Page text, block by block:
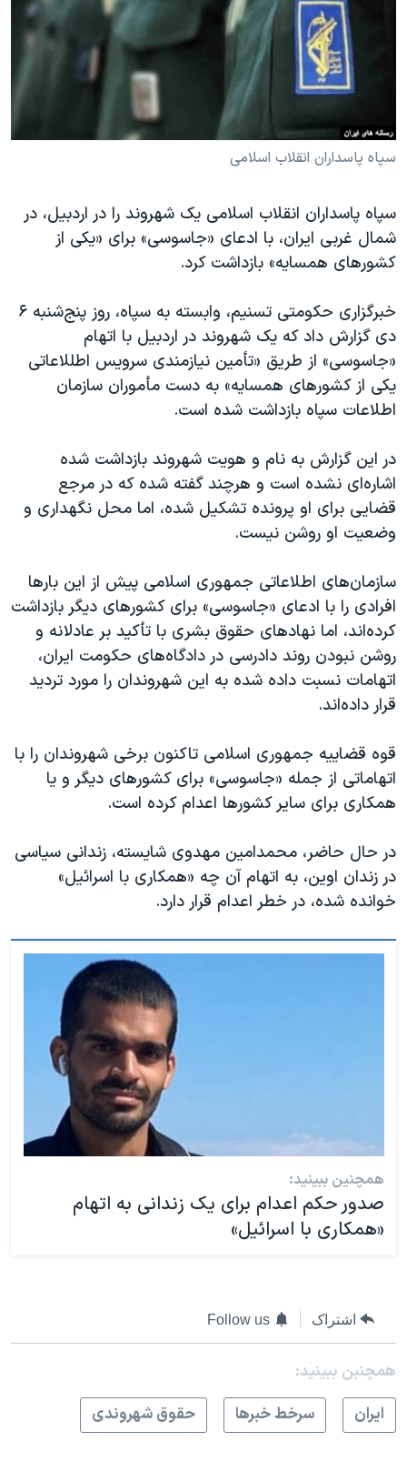
فرهنگ و زندگی
حقوق شهروندی
اقتصادی
اسرائیل در جنگ
آرشیو پخش زنده
مستندها
انتخابات ریاست جمهوری آمریکا ۲۰۲۴
حمله جمهوری اسلامی به اسرائیل
ورزش زنان در ایران
مجموعه مستندهای دادخواهی
تریبونال مردمی آبان ۹۸
چهل سال گروگان‌گیری
قانون شفافیت دارائی کادر رهبری ایران
اعتراضات مردمی آبان ۹۸
اسرائیل در جنگ
همایش محافظه‌کاران آمریکا «سی‌پک»
صفحه‌های ویژه
سفر پرزیدنت ترامپ به چین
دنبال کنید
زبانهای مختلف
سپاه پاسداران انقلاب اسلامی
سپاه پاسداران انقلاب اسلامی یک شهروند را در اردبیل، در
شمال غربی ایران، با ادعای «جاسوسی» برای «یکی از
کشورهای همسایه» بازداشت کرد.
خبرگزاری حکومتی تسنیم، وابسته به سپاه، روز پنج‌شنبه ۶
دی گزارش داد که یک شهروند در اردبیل با اتهام
«جاسوسی» از طریق «تأمین نیازمندی سرویس اطللاعاتی
یکی از کشورهای همسایه» به دست مأموران سازمان
اطلاعات سپاه بازداشت شده است.
در این گزارش به نام و هویت شهروند بازداشت شده
اشاره‌ای نشده است و هرچند گفته شده که در مرجع
قضایی برای او پرونده تشکیل شده، اما محل نگهداری و
وضعیت او روشن نیست.
سازمان‌های اطلاعاتی جمهوری اسلامی پیش از این بارها
افرادی را با ادعای «جاسوسی» برای کشورهای دیگر بازداشت
کرده‌اند، اما نهادهای حقوق بشری با تأکید بر عادلانه و
روشن نبودن روند دادرسی در دادگاه‌های حکومت ایران،
اتهامات نسبت داده شده به این شهروندان را مورد تردید
قرار داده‌اند.
قوه قضاییه جمهوری اسلامی تاکنون برخی شهروندان را با
اتهاماتی از جمله «جاسوسی» برای کشورهای دیگر و یا
همکاری برای سایر کشورها اعدام کرده است.
در حال حاضر، محمدامین مهدوی شایسته، زندانی سیاسی
در زندان اوین، به اتهام آن چه «همکاری با اسرائیل»
خوانده شده، در خطر اعدام قرار دارد.
همچنین ببینید:
صدور حکم اعدام برای یک زندانی به اتهام
«همکاری با اسرائیل»
اشتراک Follow us
همچنبن ببینید:
ايران
سرخط خبرها حقوق شهروندی